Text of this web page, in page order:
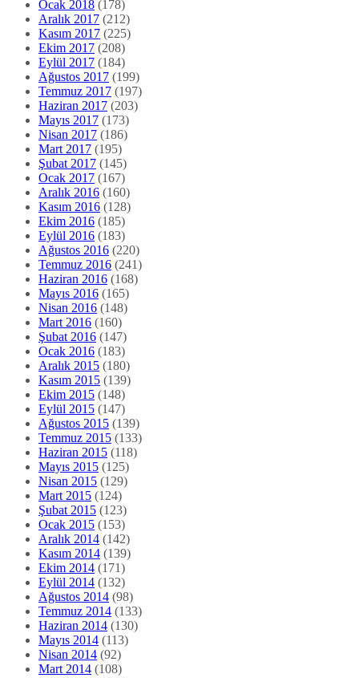
Ocak 2018 (178)
Aralık 2017 (212)
Kasım 2017 (225)
Ekim 2017 (208)
Eylül 2017 (184)
Ağustos 2017 (199)
Temmuz 2017 (197)
Haziran 2017 (203)
Mayıs 2017 (173)
Nisan 2017 (186)
Mart 2017 (195)
Şubat 2017 (145)
Ocak 2017 (167)
Aralık 2016 (160)
Kasım 2016 (128)
Ekim 2016 (185)
Eylül 2016 (183)
Ağustos 2016 (220)
Temmuz 2016 (241)
Haziran 2016 (168)
Mayıs 2016 (165)
Nisan 2016 (148)
Mart 2016 (160)
Şubat 2016 (147)
Ocak 2016 (183)
Aralık 2015 (180)
Kasım 2015 (139)
Ekim 2015 (148)
Eylül 2015 (147)
Ağustos 2015 (139)
Temmuz 2015 (133)
Haziran 2015 (118)
Mayıs 2015 (125)
Nisan 2015 (129)
Mart 2015 (124)
Şubat 2015 (123)
Ocak 2015 (153)
Aralık 2014 (142)
Kasım 2014 (139)
Ekim 2014 (171)
Eylül 2014 (132)
Ağustos 2014 (98)
Temmuz 2014 (133)
Haziran 2014 (130)
Mayıs 2014 (113)
Nisan 2014 (92)
Mart 2014 (108)